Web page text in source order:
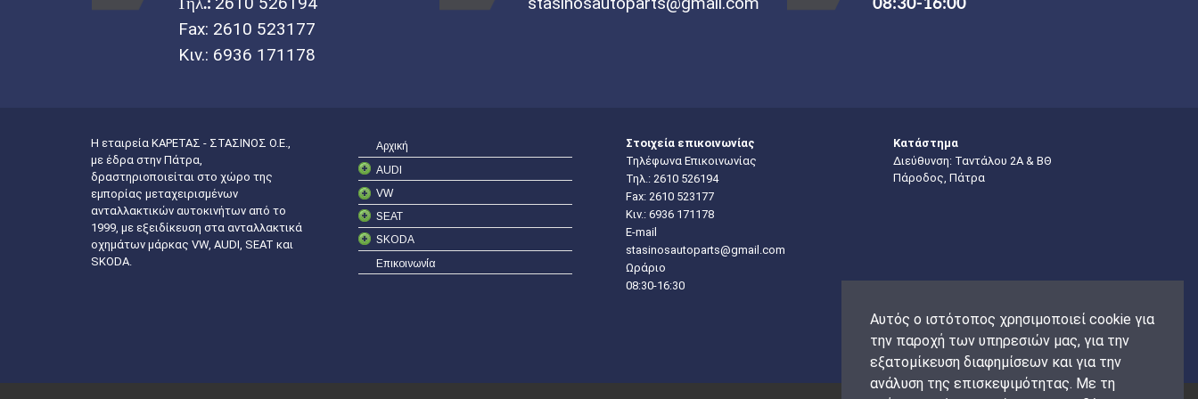
Αυτός ο ιστότοπος χρησιμοποιεί cookie για
την παροχή των υπηρεσιών μας, για την
εξατομίκευση διαφημίσεων και για την
ανάλυση της επισκεψιμότητας. Με τη
Fax: 2610 523177
Κιν.: 6936 171178
Η εταιρεία ΚΑΡΕΤΑΣ - ΣΤΑΣΙΝΟΣ Ο.Ε.,
με έδρα στην Πάτρα,
δραστηριοποιείται στο χώρο της
εμπορίας μεταχειρισμένων
ανταλλακτικών αυτοκινήτων από το
1999, με εξειδίκευση στα ανταλλακτικά
οχημάτων μάρκας VW, AUDI, SEAT και
SKODA.
Αρχική
AUDI
VW
SEAT
SKODA
Επικοινωνία
Στοιχεία επικοινωνίας
Τηλέφωνα Επικοινωνίας
Τηλ.: 2610 526194
Fax: 2610 523177
Κιν.: 6936 171178
E-mail
stasinosautoparts@gmail.com
Ωράριο
08:30-16:30
Κατάστημα
Διεύθυνση: Ταντάλου 2Α & ΒΘ
Πάροδος, Πάτρα